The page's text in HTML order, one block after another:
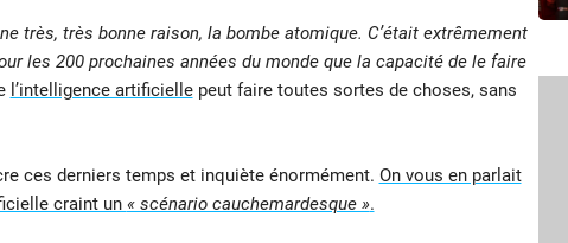
très, très bonne raison, la bombe atomique. C’était extrêmement
les 200 prochaines années du monde que la capacité de le faire
l’intelligence artificiellepeut faire toutes sortes de choses, sans
ces derniers temps et inquiète énormément. On vous en parlait
craint un « scénario cauchemardesque ».